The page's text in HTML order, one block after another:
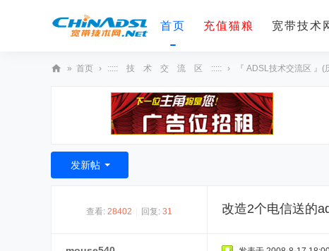
首页 充值猫粮 宽带技术
术
» 首页 › ::::: 技 术 交 流 区 ::::: › 『 ADSL技术交流区 』(
发新帖
查看: 28402 回复: 31 改造2个电信送的